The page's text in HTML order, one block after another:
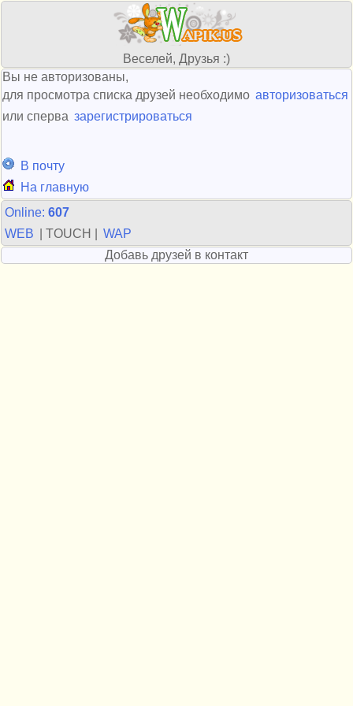
Веселей, Друзья :)
Вы не авторизованы,
для просмотра списка друзей необходимо авторизоваться
или сперва зарегистрироваться
В почту
На главную
Online: 607
WEB
| TOUCH |
WAP
Добавь друзей в контакт